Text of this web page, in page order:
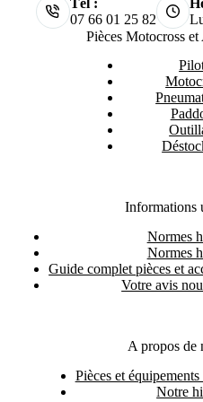
07 66 01 25 82
Pièces Motocross et
Informations
Normes
Normes
Guide complet pièces et
Votre avis
A propos de
Pièces et
Notre